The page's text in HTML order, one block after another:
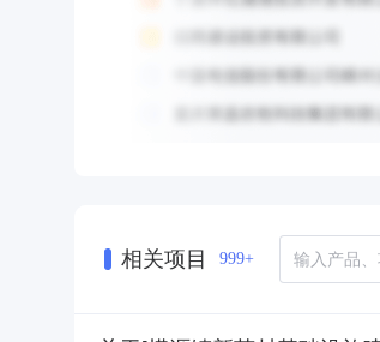
相关项目 999+